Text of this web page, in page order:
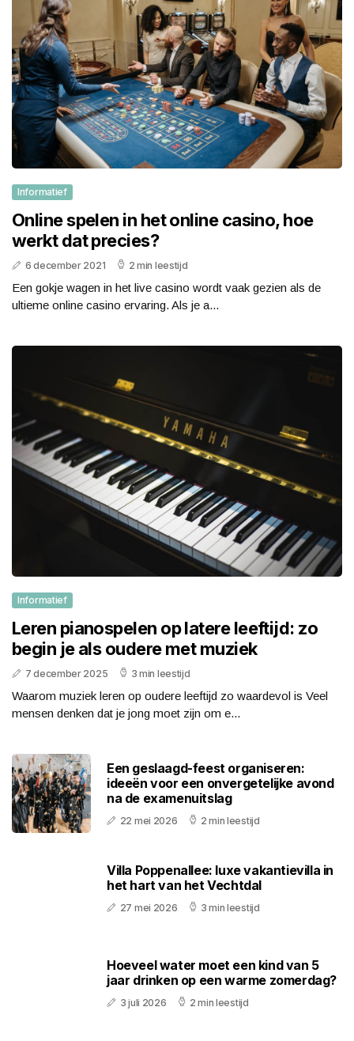
Informatief
Online spelen in het online casino, hoe
werkt dat precies?
6 december 2021 2 min leestijd
Een gokje wagen in het live casino wordt vaak gezien als de
ultieme online casino ervaring. Als je a...
Informatief
Leren pianospelen op latere leeftijd: zo
begin je als oudere met muziek
7 december 2025 3 min leestijd
Waarom muziek leren op oudere leeftijd zo waardevol is Veel
mensen denken dat je jong moet zijn om e...
Een geslaagd-feest organiseren:
ideeën voor een onvergetelijke avond
na de examenuitslag
22 mei 2026 2 min leestijd
Villa Poppenallee: luxe vakantievilla in
het hart van het Vechtdal
27 mei 2026 3 min leestijd
Hoeveel water moet een kind van 5
jaar drinken op een warme zomerdag?
3 juli 2026 2 min leestijd